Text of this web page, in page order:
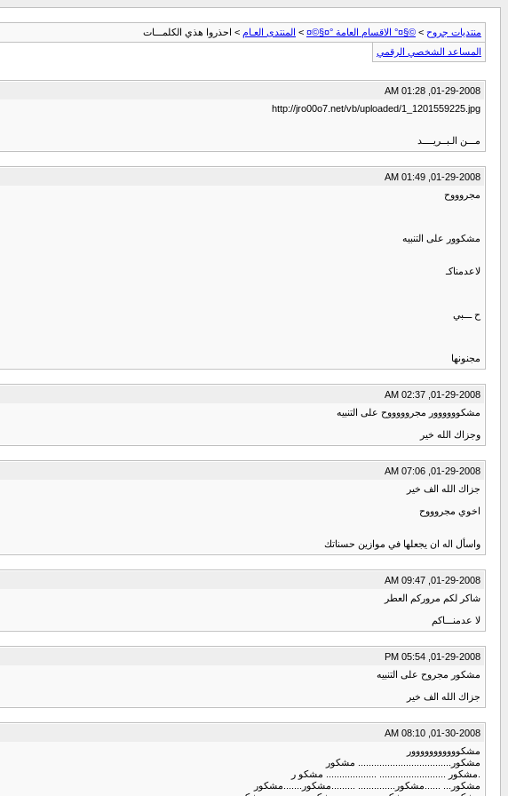
منتديات جروح > ©§¤° الاقسام العامة °¤§©¤ > المنتدى العـام > احذروا هذي الكلمـــات
المساعد الشخصي الرقمي
01-29-2008, 01:28 AM
http://jro00o7.net/vb/uploaded/1_1201559225.jpg
مـــن الـبــريــــد
01-29-2008, 01:49 AM
مجروووح
مشكوور على التنبيه
لاعدمناكـ
ح ـــبي
مجنونها
01-29-2008, 02:37 AM
مشكوووووور مجروووووح على التنبيه
وجزاك الله خير
01-29-2008, 07:06 AM
جزاك الله الف خير
اخوي مجروووح
واسأل اله ان يجعلها في موازين حسناتك
01-29-2008, 09:47 AM
شاكر لكم مروركم العطر
لا عدمنـــاكم
01-29-2008, 05:54 PM
مشكور مجروح على التنبيه
جزاك الله الف خير
01-30-2008, 08:10 AM
مشكووووووووووور
مشكور................................... مشكور
.مشكور ......................... ................... مشكو ر
مشكور... ......مشكور.............. .........مشكور.......مشكور